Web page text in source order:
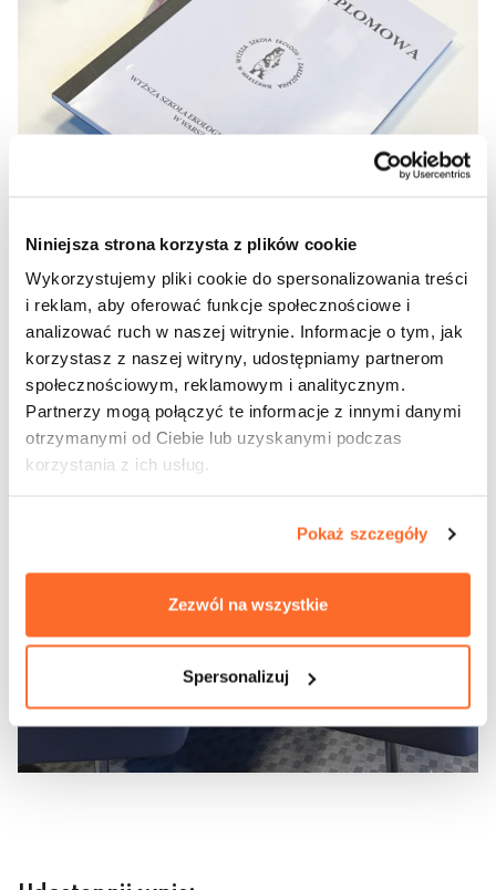
Niniejsza strona korzysta z plików cookie
Wykorzystujemy pliki cookie do spersonalizowania treści
i reklam, aby oferować funkcje społecznościowe i
analizować ruch w naszej witrynie. Informacje o tym, jak
korzystasz z naszej witryny, udostępniamy partnerom
społecznościowym, reklamowym i analitycznym.
Partnerzy mogą połączyć te informacje z innymi danymi
otrzymanymi od Ciebie lub uzyskanymi podczas
korzystania z ich usług.
Pokaż szczegóły
Zezwól na wszystkie
Spersonalizuj